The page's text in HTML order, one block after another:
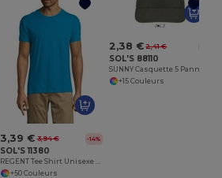
3,39 € 3,94 € -14%
SOL'S 11380
REGENT Tee Shirt Unisexe Col Rond
+50 Couleurs
2,38 € 2,41 €
SOL'S 88110
+15 Couleurs